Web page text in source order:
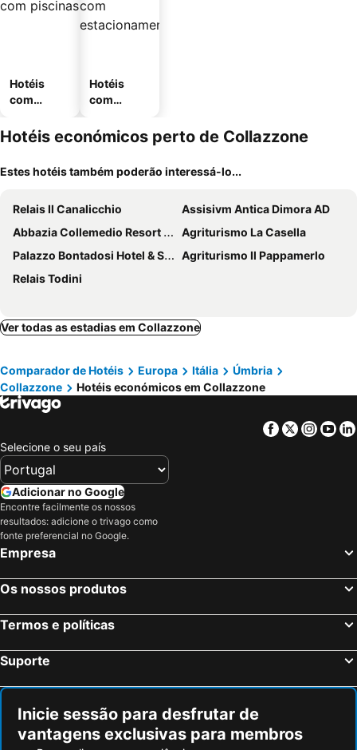
Hotéis
com
Hotéis
com
mento
Hotéis económicos perto de Collazzone
Estes hotéis também poderão interessá-lo...
Relais Il Canalicchio
Assisivm Antica Dimora AD
Abbazia Collemedio Resort & Spa
Agriturismo La Casella
Palazzo Bontadosi Hotel & Spa
Agriturismo Il Pappamerlo
Relais Todini
Ver todas as estadias em Collazzone
Comparador de Hotéis Europa Itália
Úmbria
Collazzone
Hotéis económicos em Collazzone
Facebook
Twitter
Selecione o seu país
Adicionar no Google
Encontre facilmente os nossos
resultados: adicione o trivago como
fonte preferencial no Google.
Empresa
Os nossos produtos
Termos e políticas
Suporte
Inicie sessão para desfrutar de
vantagens exclusivas para membros